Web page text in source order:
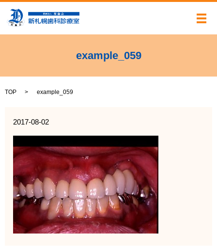
メ
example_059
TOP example_059
2017-08-02